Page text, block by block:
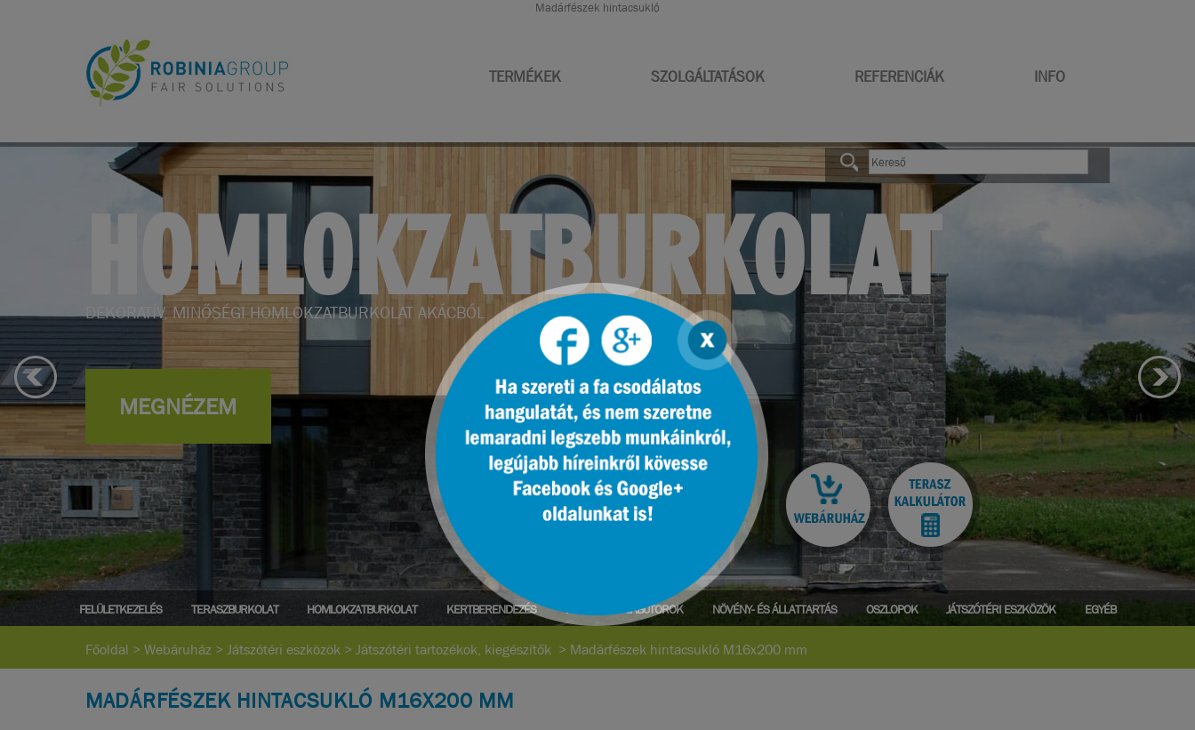
Madárfészek hintacsukló
TERMÉKEK SZOLGÁLTATÁSOK REFERENCIÁK INFO
KERTBERENDEZÉS
KERTI BÚTOROK, KERTÉPÍTÉS
MEGNÉZEM
FELÜLETKEZELÉS TERASZBURKOLAT HOMLOKZATBURKOLAT KERTBERENDEZÉS PARK- ÉS UTCABÚTOROK NÖVÉNY- ÉS ÁLLATTARTÁS OSZLOPOK JÁTSZÓTÉRI ESZKÖZÖK EGYÉB
Főoldal >Webáruház >Játszótéri eszközök >Játszótéri tartozékok, kiegészítők > Madárfészek hintacsukló M16x200 mm
MADÁRFÉSZEK HINTACSUKLÓ M16X200 MM